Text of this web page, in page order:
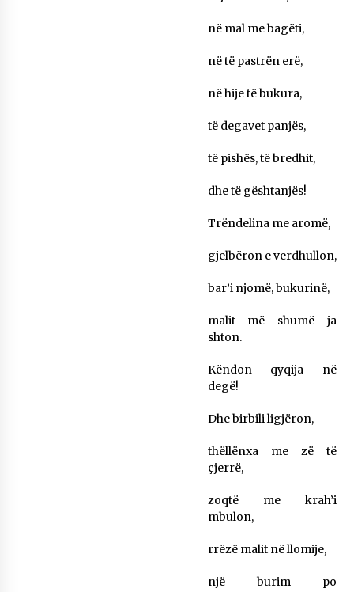
në mal me bagëti,
në të pastrën erë,
në hije të bukura,
të degavet panjës,
të pishës, të bredhit,
dhe të gështanjës!
Trëndelina me aromë,
gjelbëron e verdhullon,
bar’i njomë, bukurinë,
malit më shumë ja
shton.
Këndon qyqija në
degë!
Dhe birbili ligjëron,
thëllënxa me zë të
çjerrë,
zoqtë me krah’i
mbulon,
rrëzë malit në llomije,
një burim po